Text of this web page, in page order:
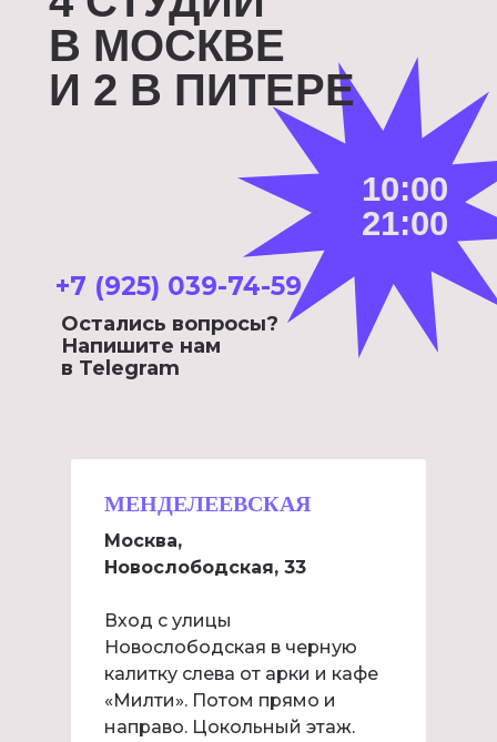
В МОСКВЕ
И 2 В ПИТЕРЕ
Остались вопросы?
Напишите нам
в Telegram
+7 (925) 039-74-59
10:00
21:00
МЕНДЕЛЕЕВСКАЯ
Москва,
Новослободская, 33
Вход с улицы
Новослободская в черную
калитку слева от арки и кафе
«Милти». Потом прямо и
направо. Цокольный этаж.